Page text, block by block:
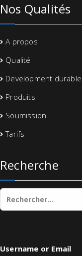
Nos Qualités
A propos
Qualité
Development durable
Produits
Soumission
Tarifs
Recherche
Rechercher :
Username or Email